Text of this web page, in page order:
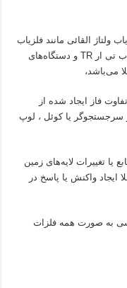
ولتاژ القائی مانند فلزیاب
پالسی PI ، فلزیاب VLF ، فلزیاب BFO ، فلزیاب تی ار TR و دستگاه‌های
می‌باشد،
فاز ایجاد شده از
سرجستجوگر یا کوئل ، لوپ
یا تغییرات لایه‌های زمین
ایجاد واکنش یا پاسخ در
به صورت همه فلزات